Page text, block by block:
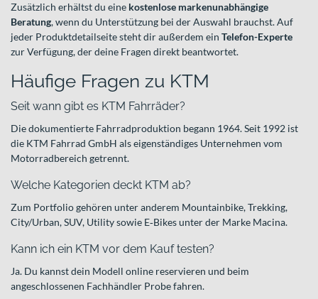
Zusätzlich erhältst du eine kostenlose markenunabhängige
Beratung, wenn du Unterstützung bei der Auswahl brauchst. Auf
jeder Produktdetailseite steht dir außerdem ein Telefon-Experte
zur Verfügung, der deine Fragen direkt beantwortet.
Häufige Fragen zu KTM
Seit wann gibt es KTM Fahrräder?
Die dokumentierte Fahrradproduktion begann 1964. Seit 1992 ist
die KTM Fahrrad GmbH als eigenständiges Unternehmen vom
Motorradbereich getrennt.
Welche Kategorien deckt KTM ab?
Zum Portfolio gehören unter anderem Mountainbike, Trekking,
City/Urban, SUV, Utility sowie E‑Bikes unter der Marke Macina.
Kann ich ein KTM vor dem Kauf testen?
Ja. Du kannst dein Modell online reservieren und beim
angeschlossenen Fachhändler Probe fahren.